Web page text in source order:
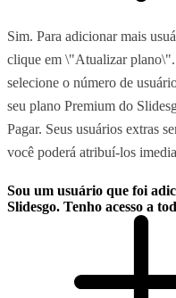
Sim. Para adicionar mais
clique em \"Atualizar
selecione o número de
seu plano Premium do
Pagar. Seus usuários extras
você poderá atribuí-los
Sou um usuário que foi
Slidesgo. Tenho acesso a